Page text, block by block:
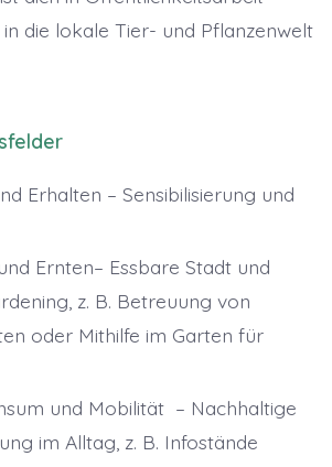
die lokale Tier- und Pflanzenwelt
Erhalten – Sensibilisierung und
Ernten– Essbare Stadt und
z. B. Betreuung von
oder Mithilfe im Garten für
und Mobilität – Nachhaltige
im Alltag, z. B. Infostände